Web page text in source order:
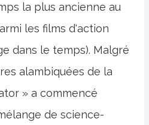
la plus ancienne au
les films d'action
dans le temps). Malgré
alambiquées de la
» a commencé
de science-